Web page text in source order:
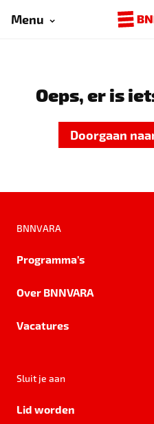
Menu
Oeps, er is
Doorgaan
BNNVARA
Programma's
Over BNNVARA
Vacatures
Sluit je aan
Lid worden